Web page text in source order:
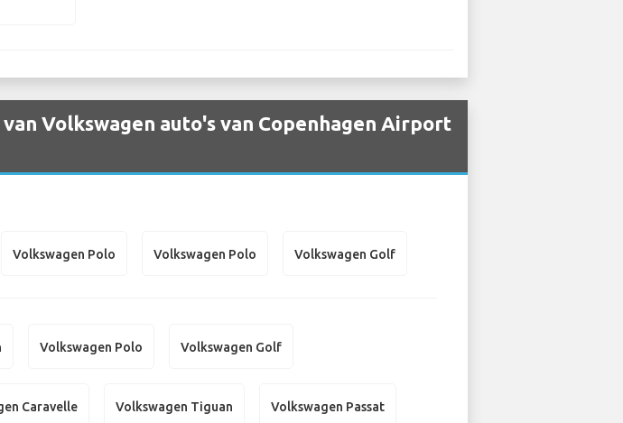
Volkswagen auto's van Copenhagen Airport
Volkswagen Polo Volkswagen Polo Volkswagen Golf
Volkswagen Polo Volkswagen Golf
Caravelle Volkswagen Tiguan Volkswagen Passat